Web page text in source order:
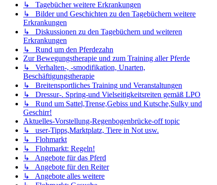
↳ Tagebücher weitere Erkrankungen
↳ Bilder und Geschichten zu den Tagebüchern weitere
Erkrankungen
↳ Diskussionen zu den Tagebüchern und weiteren
Erkrankungen
↳ Rund um den Pferdezahn
Zur Bewegungstherapie und zum Training aller Pferde
↳ Verhalten-, -smodifikation, Unarten,
Beschäftigungstherapie
↳ Breitensportliches Training und Veranstaltungen
↳ Dressur-. Spring-und Vielseitigkeitsreiten gemäß LPO
↳ Rund um Sattel,Trense,Gebiss und Kutsche,Sulky und
Geschirr!
Aktuelles-Vorstellung-Regenbogenbrücke-off topic
↳ user-Tipps,Marktplatz, Tiere in Not usw.
↳ Flohmarkt
↳ Flohmarkt: Regeln!
↳ Angebote für das Pferd
↳ Angebote für den Reiter
↳ Angebote alles weitere